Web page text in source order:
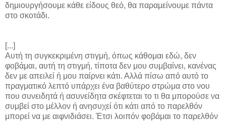
δημιουργήσουμε κάθε είδους θεό, θα παραμείνουμε πάντα
στο σκοτάδι.
[...]
Αυτή τη συγκεκριμένη στιγμή, όπως κάθομαι εδώ, δεν
φοβάμαι, αυτή τη στιγμή, τίποτα δεν μου συμβαίνει, κανένας
δεν με απειλεί ή μου παίρνει κάτι. Αλλά πίσω από αυτό το
πραγματικό λεπτό υπάρχει ένα βαθύτερο στρώμα στο νου
που συνειδητά ή ασυνείδητα σκέφτεται το τι θα μπορούσε να
συμβεί στο μέλλον ή ανησυχεί ότι κάτι από το παρελθόν
μπορεί να με αιφνιδιάσει. Έτσι λοιπόν φοβάμαι το παρελθόν